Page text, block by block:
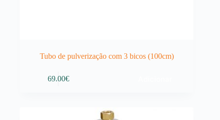
Tubo de pulverização com 3 bicos (100cm)
69.00€